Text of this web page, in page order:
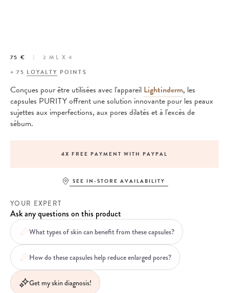
75 €
2 ML X 4
+75 LOYALTY POINTS
Conçues pour être utilisées avec l'appareil Lightinderm, les
capsules PURITY offrent une solution innovante pour les peaux
sujettes aux imperfections, aux pores dilatés et à l'excès de
sébum.
4X FREE PAYMENT WITH PAYPAL
SEE IN-STORE AVAILABILITY
YOUR EXPERT
Ask any questions on this product
What types of skin can benefit from these capsules?
How do these capsules help reduce enlarged pores?
Get my skin diagnosis!